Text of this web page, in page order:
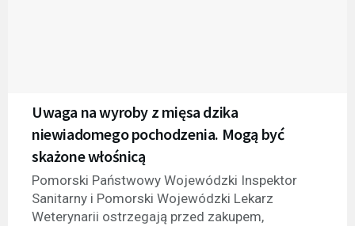
Uwaga na wyroby z mięsa dzika
niewiadomego pochodzenia. Mogą być
skażone włośnicą
Pomorski Państwowy Wojewódzki Inspektor
Sanitarny i Pomorski Wojewódzki Lekarz
Weterynarii ostrzegają przed zakupem,